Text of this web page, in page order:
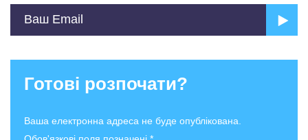
Готові розпочати?
Ваша електронна адреса не буде опублікована.